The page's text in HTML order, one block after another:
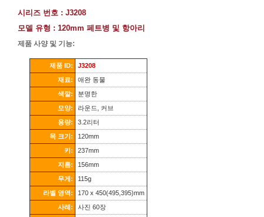
시리즈 번호 : J3208
모델 유형 : 120mm 페트병 및 항아리
제품 사양 및 기능:
제품 ID:
J3208
재료:
애완 동물
색깔:
분명한
모양:
라운드, 커브
용량:
3.2리터
목 크기:
120mm
키:
237mm
지름:
156mm
무게:
115g
라벨 영역:
170 x 450(495,395)mm
사례:
사진 60장